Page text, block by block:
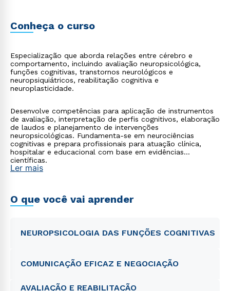
Conheça o curso
Especialização que aborda relações entre cérebro e
comportamento, incluindo avaliação neuropsicológica,
funções cognitivas, transtornos neurológicos e
neuropsiquiátricos, reabilitação cognitiva e
neuroplasticidade.
Desenvolve competências para aplicação de instrumentos
de avaliação, interpretação de perfis cognitivos, elaboração
de laudos e planejamento de intervenções
neuropsicológicas. Fundamenta-se em neurociências
cognitivas e prepara profissionais para atuação clínica,
hospitalar e educacional com base em evidências
científicas.
Ler mais
O que você vai aprender
NEUROPSICOLOGIA DAS FUNÇÕES COGNITIVAS
COMUNICAÇÃO EFICAZ E NEGOCIAÇÃO
AVALIAÇÃO E REABILITAÇÃO